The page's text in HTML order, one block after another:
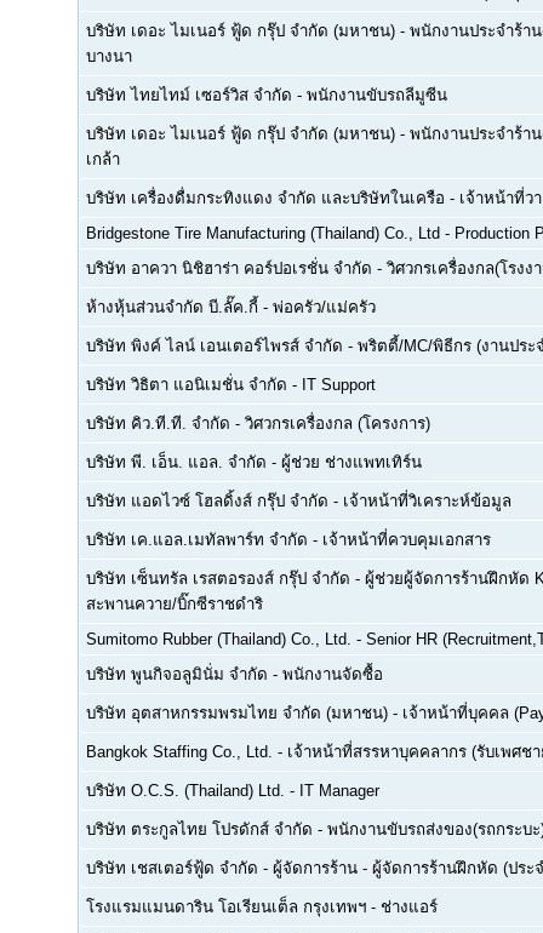
บริษัท เดอะ ไมเนอร์ ฟู้ด กรุ๊ป จำกัด (มหาชน) - พนักงานประจำร้า
บางนา
บริษัท ไทยไทม์ เซอร์วิส จำกัด - พนักงานขับรถลีมูซีน
บริษัท เดอะ ไมเนอร์ ฟู้ด กรุ๊ป จำกัด (มหาชน) - พนักงานประจำร้า
เกล้า
บริษัท เครื่องดื่มกระทิงแดง จำกัด และบริษัทในเครือ - เจ้าหน้าที่ว
Bridgestone Tire Manufacturing (Thailand) Co., Ltd - Production
บริษัท อาควา นิชิฮาร่า คอร์ปอเรชั่น จำกัด - วิศวกรเครื่องกล(โรงง
ห้างหุ้นส่วนจำกัด บี.ลั๊ค.กี้ - พ่อครัว/แม่ครัว
บริษัท พิงค์ ไลน์ เอนเตอร์ไพรส์ จำกัด - พริตตี้/MC/พิธีกร (งานประ
บริษัท วิธิตา แอนิเมชั่น จำกัด - IT Support
บริษัท คิว.ที.ที. จำกัด - วิศวกรเครื่องกล (โครงการ)
บริษัท พี. เอ็น. แอล. จำกัด - ผู้ช่วย ช่างแพทเทิร์น
บริษัท แอดไวซ์ โฮลดิ้งส์ กรุ๊ป จำกัด - เจ้าหน้าที่วิเคราะห์ข้อมูล
บริษัท เค.แอล.เมทัลพาร์ท จำกัด - เจ้าหน้าที่ควบคุมเอกสาร
บริษัท เซ็นทรัล เรสตอรองส์ กรุ๊ป จำกัด - ผู้ช่วยผู้จัดการร้านฝึกหัด
สะพานควาย/บิ๊กซีราชดำริ
Sumitomo Rubber (Thailand) Co., Ltd. - Senior HR
บริษัท พูนกิจอลูมินั่ม จำกัด - พนักงานจัดซื้อ
บริษัท อุตสาหกรรมพรมไทย จำกัด (มหาชน) - เจ้าหน้าที่บุคคล
Bangkok Staffing Co., Ltd. - เจ้าหน้าที่สรรหาบุคคลากร (รับเพศช
บริษัท O.C.S. (Thailand) Ltd. - IT Manager
บริษัท ตระกูลไทย โปรดักส์ จำกัด - พนักงานขับรถส่งของ(รถกระบะ
บริษัท เชสเตอร์ฟู้ด จำกัด - ผู้จัดการร้าน - ผู้จัดการร้านฝึกหัด (ประ
โรงแรมแมนดาริน โอเรียนเต็ล กรุงเทพฯ - ช่างแอร์